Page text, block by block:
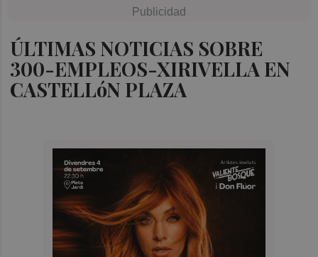
ÚLTIMAS NOTICIAS SOBRE
300-EMPLEOS-XIRIVELLA EN
CASTELLóN PLAZA